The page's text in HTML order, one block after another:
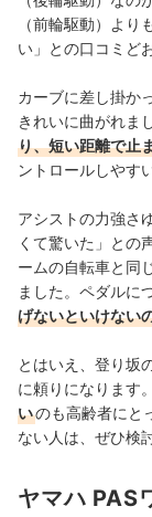
（前輪駆動）よ
い」との口コミど
カーブに差し掛か
きれいに曲がれま
り、短い距離で止
ントロールしやす
アシストの力強さ
くて驚いた」との
ームの自転車と同
ました。ペダルに
げないといけない
とはいえ、登り坂
に頼りになります。
いのも高齢者にと
ない人は、ぜひ検
ヤマハ PAS